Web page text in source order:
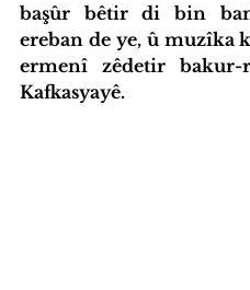
başûr bêtir di bin
ereban de ye, û
ermenî zêdetir bakur-
Kafkasyayê.